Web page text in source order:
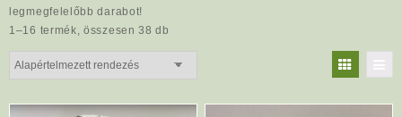
legmegfelelőbb darabot!
1–16 termék, összesen 38 db